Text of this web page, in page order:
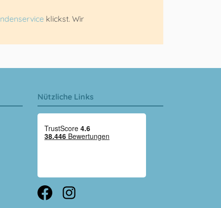
klickst. Wir
Nützliche Links